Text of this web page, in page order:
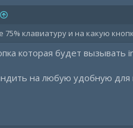
75% клавиатуру и на какую
которая будет вызывать
на любую удобную для